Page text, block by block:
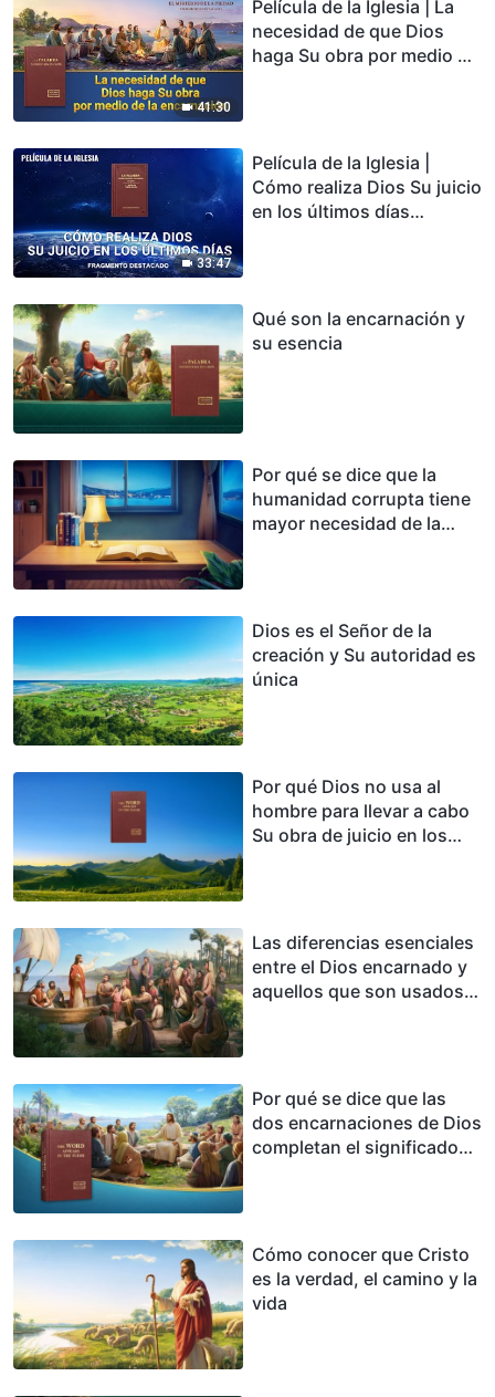
41:30
Película de la Iglesia | La
necesidad de que Dios
haga Su obra por medio de
33:47
Película de la Iglesia |
Cómo realiza Dios Su juicio
en los últimos días
Qué son la encarnación y
su esencia
Por qué se dice que la
humanidad corrupta tiene
mayor necesidad de la
Dios es el Señor de la
creación y Su autoridad es
única
Por qué Dios no usa al
hombre para llevar a cabo
Su obra de juicio en los
Las diferencias esenciales
entre el Dios encarnado y
aquellos que son usados
Por qué se dice que las
dos encarnaciones de Dios
completan el significado
Cómo conocer que Cristo
es la verdad, el camino y la
vida